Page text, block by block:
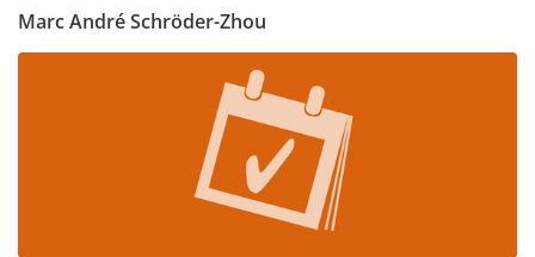
Marc André Schröder-Zhou